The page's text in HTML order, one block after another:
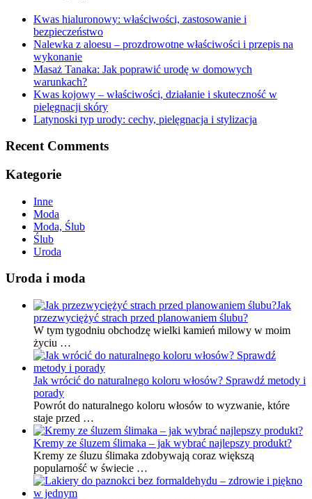
Kwas hialuronowy: właściwości, zastosowanie i
bezpieczeństwo
Nalewka z aloesu – prozdrowotne właściwości i przepis na
wykonanie
Masaż Tanaka: Jak poprawić urodę w domowych
warunkach?
Kwas kojowy – właściwości, działanie i skuteczność w
pielęgnacji skóry
Latynoski typ urody: cechy, pielęgnacja i stylizacja
Recent Comments
Kategorie
Inne
Moda
Moda, Ślub
Ślub
Uroda
Uroda i moda
Jak
przezwyciężyć strach przed planowaniem ślubu?
W tym tygodniu obchodzę wielki kamień milowy w moim
życiu …
Jak wrócić do naturalnego koloru włosów? Sprawdź metody i
porady
Powrót do naturalnego koloru włosów to wyzwanie, które
staje przed …
Kremy ze śluzem ślimaka – jak wybrać najlepszy produkt?
Kremy ze śluzu ślimaka zdobywają coraz większą
popularność w świecie …